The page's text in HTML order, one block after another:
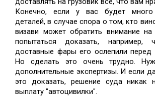
Конечно, если у вас будет много
деталей, в случае спора о том, кто
визави может обратить внимание
попытаться доказать,
доставные фары его ослепили перед
Но сделать это очень трудно.
дополнительные экспертизы. И если
это доказать, решение суда никак
выплату "автоцивилки".